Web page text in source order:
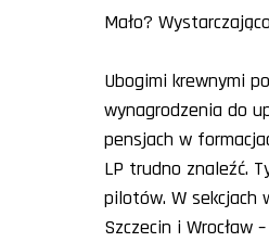
Mało?
Ubogimi krewnymi
wynagrodzenia do
pensjach w
LP trudno znaleźć.
pilotów. W sekcjach
Szczecin i Wrocław